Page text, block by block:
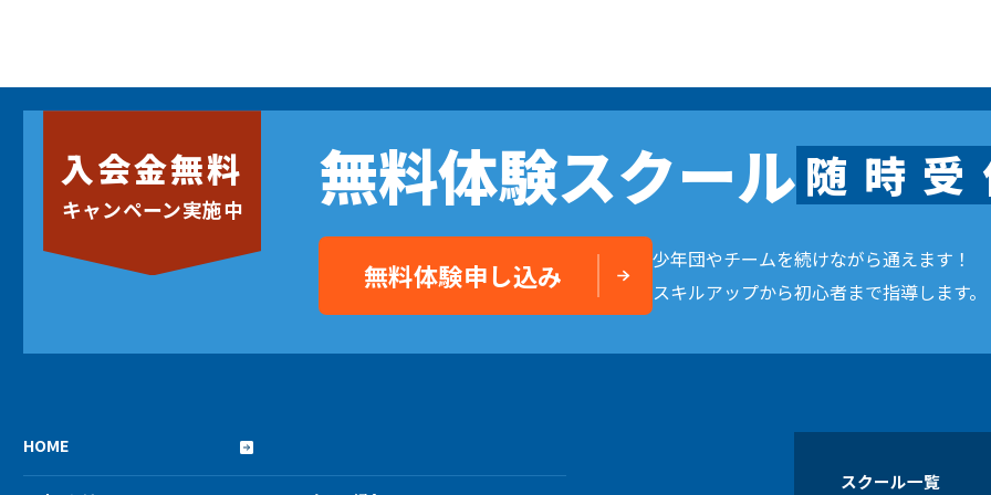
入会金無料
キャンペーン実施中 無料体験スクール 随 時 受
少年団やチームを続けながら通えます！
スキルアップから初心者まで指導します。
無料体験申し込み
HOME
スクール一覧